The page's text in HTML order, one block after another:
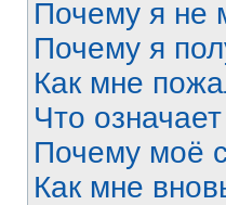
Почему я не
Почему я
Как мне
Что
Почему моё
Как мне